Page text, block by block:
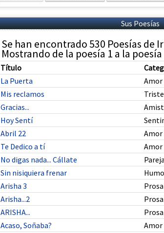
Sus Poesías
Se han encontrado 530 Poesías de
Mostrando de la poesía 1 a la poesía
Título
La Puerta
Amor
Mis reclamos
Gracias...
Hoy Sentí
Abril 22
Amor
Te Dedico a tí
Amor
No digas nada... Cállate
Sin nisiquiera frenar
Arisha 3
Arisha...2
ARISHA...
Acaso, Soñaba?
Amor